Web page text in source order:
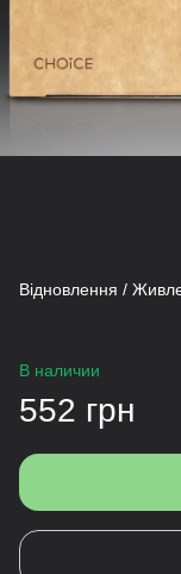
Відновлення /
В наличии
552 грн